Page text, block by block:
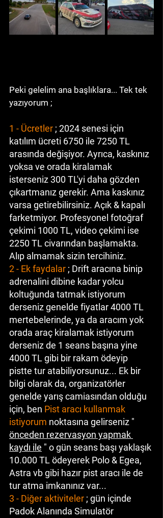
Peki gelelim ana başlıklara... Tek tek
yazıyorum ;
1 - Ücretler ; 2024 senesi için
katılım ücreti 6750 ile 7250 TL
arasında değişiyor. Ayrıca, kaskınız
yoksa ve orada kiralamak
isterseniz 300 TL'yi daha gözden
çıkartmanız gerekir. Ama kaskınız
varsa getirebilirsiniz. Açık & kapalı
farketmiyor. Profesyonel fotoğraf
çekimi 1000 TL, video çekimi ise
2250 TL civarından başlamakta.
Alıp almamak sizin tercihiniz.
2 - Ek faydalar ; Drift aracına binip
adrenalini dibine kadar yolcu
koltuğunda tatmak istiyorum
derseniz genelde fiyatlar 4000 TL
mertebelerinde, ya da aracım yok
orada araç kiralamak istiyorum
derseniz de 1 seans başına yine
4000 TL gibi bir rakam ödeyip
pistte tur atabiliyorsunuz... Ek bir
bilgi olarak da, organizatörler
genelde yarış camiasından olduğu
için, ben Pist aracı kullanmak
istiyorum noktasına gelirseniz "
önceden rezervasyon yapmak
kaydı ile " o gün seans başı yaklaşık
10.000 TL ödeyerek Polo & Egea,
Astra vb gibi hazır pist aracı ile de
tur atma imkanınız var...
3 - Diğer aktiviteler ; gün içinde
Padok Alanında Simulatör